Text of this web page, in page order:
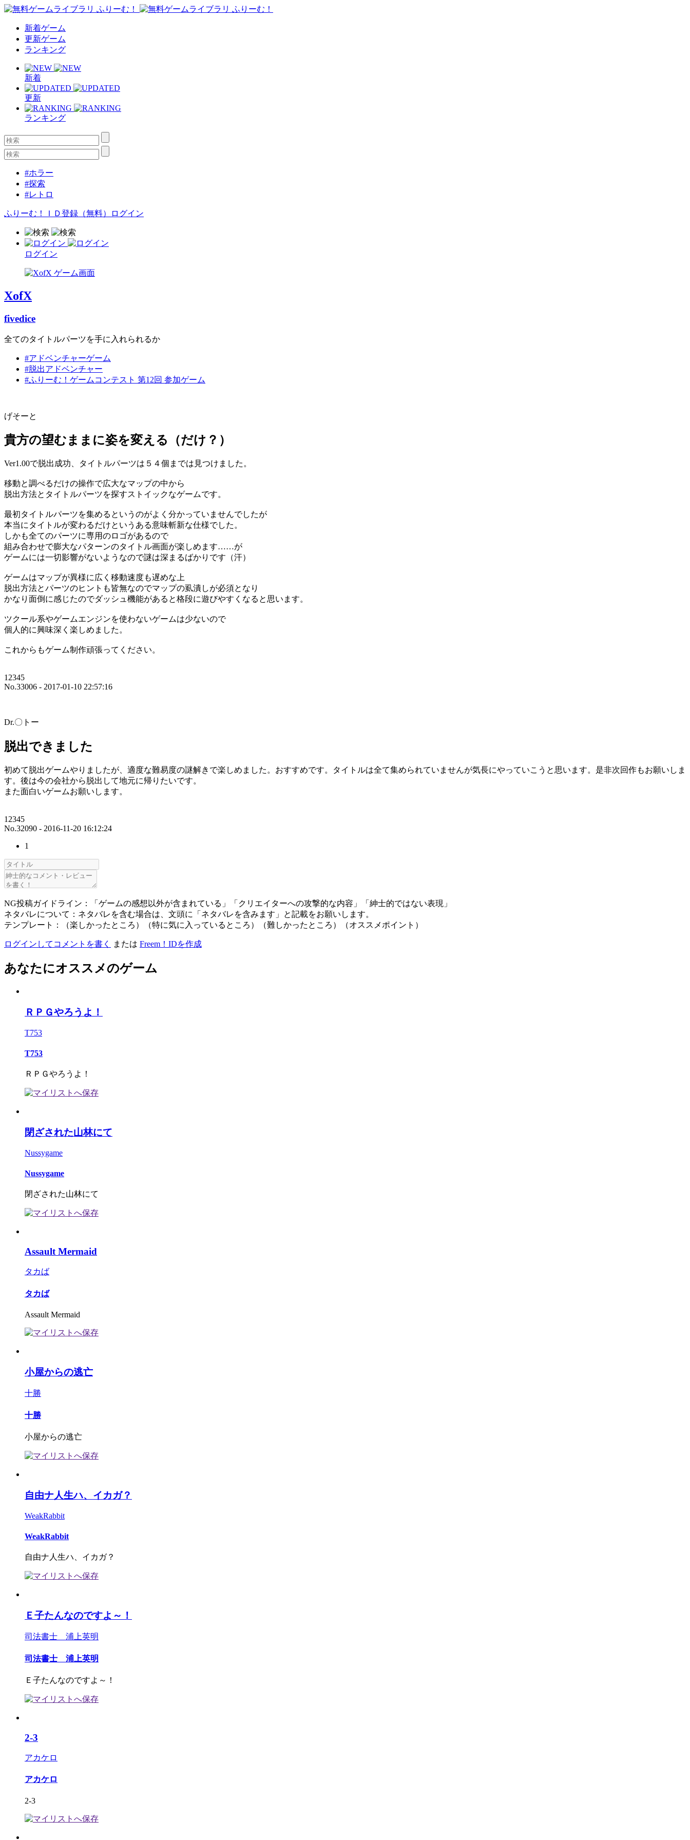
新着ゲーム
更新ゲーム
ランキング
新着
更新
ランキング
#ホラー
#探索
#レトロ
ふりーむ！ＩＤ登録（無料） ログイン
ログイン
XofX
fivedice
全てのタイトルパーツを手に入れられるか
#アドベンチャーゲーム
#脱出アドベンチャー
#ふりーむ！ゲームコンテスト 第12回 参加ゲーム
げそーと
貴方の望むままに姿を変える（だけ？）
Ver1.00で脱出成功、タイトルパーツは５４個までは見つけました。
移動と調べるだけの操作で広大なマップの中から
脱出方法とタイトルパーツを探すストイックなゲームです。
最初タイトルパーツを集めるというのがよく分かっていませんでしたが
本当にタイトルが変わるだけというある意味斬新な仕様でした。
しかも全てのパーツに専用のロゴがあるので
組み合わせで膨大なパターンのタイトル画面が楽しめます……が
ゲームには一切影響がないようなので謎は深まるばかりです（汗）
ゲームはマップが異様に広く移動速度も遅めな上
脱出方法とパーツのヒントも皆無なのでマップの虱潰しが必須となり
かなり面倒に感じたのでダッシュ機能があると格段に遊びやすくなると思います。
ツクール系やゲームエンジンを使わないゲームは少ないので
個人的に興味深く楽しめました。
これからもゲーム制作頑張ってください。
12345
No.33006 - 2017-01-10 22:57:16
Dr.〇トー
脱出できました
初めて脱出ゲームやりましたが、適度な難易度の謎解きで楽しめました。おすすめです。タイトルは全て集められていませんが気長にやっていこうと思います。是非次回作もお願いしま
す。後は今の会社から脱出して地元に帰りたいです。
また面白いゲームお願いします。
12345
No.32090 - 2016-11-20 16:12:24
1
NG投稿ガイドライン：「ゲームの感想以外が含まれている」「クリエイターへの攻撃的な内容」「紳士的ではない表現」
ネタバレについて：ネタバレを含む場合は、文頭に「ネタバレを含みます」と記載をお願いします。
テンプレート：（楽しかったところ）（特に気に入っているところ）（難しかったところ）（オススメポイント）
ログインしてコメントを書く または Freem！IDを作成
あなたにオススメのゲーム
ＲＰＧやろうよ！
T753
T753
ＲＰＧやろうよ！
閉ざされた山林にて
Nussygame
Nussygame
閉ざされた山林にて
Assault Mermaid
タカば
タカば
Assault Mermaid
小屋からの逃亡
十勝
十勝
小屋からの逃亡
自由ナ人生ハ、イカガ？
WeakRabbit
WeakRabbit
自由ナ人生ハ、イカガ？
Ｅ子たんなのですよ～！
司法書士 浦上英明
司法書士 浦上英明
Ｅ子たんなのですよ～！
2-3
アカケロ
アカケロ
2-3